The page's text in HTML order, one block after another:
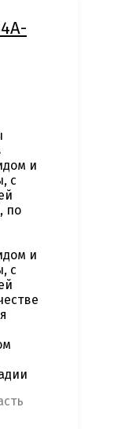
и
с
по
и
с